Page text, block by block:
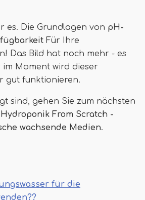
es. Die Grundlagen von pH-
Für Ihre
Das Bild hat noch mehr - es
Moment wird dieser
gut funktionieren.
sind, gehen Sie zum nächsten
Hydroponik From Scratch -
wachsende Medien.
für die